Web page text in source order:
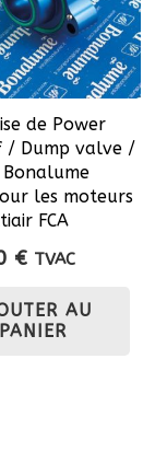
sur
de Power
/ Dump valve /
Bonalume
les moteurs
FCA
€ TVAC
AU
PANIER